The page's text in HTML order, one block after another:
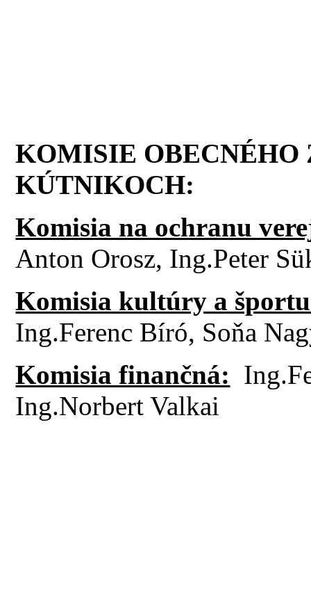
KOMISIE OBECNÉHO
KÚTNIKOCH:
Komisia na ochranu
Anton Orosz, Ing.Peter
Komisia kultúry a
Ing.Ferenc Bíró, Soňa
Komisia finančná:
Ing.Norbert Valkai